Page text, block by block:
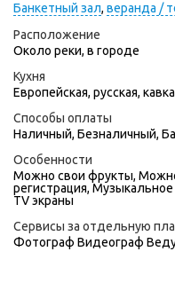
Банкетный зал, веранда /
Расположение
Около реки, в городе
Кухня
Европейская, русская,
Способы оплаты
Наличный, Безналичный,
Особенности
Можно свои фрукты,
регистрация,
TV экраны
Сервисы за отдельную
Фотограф Видеограф